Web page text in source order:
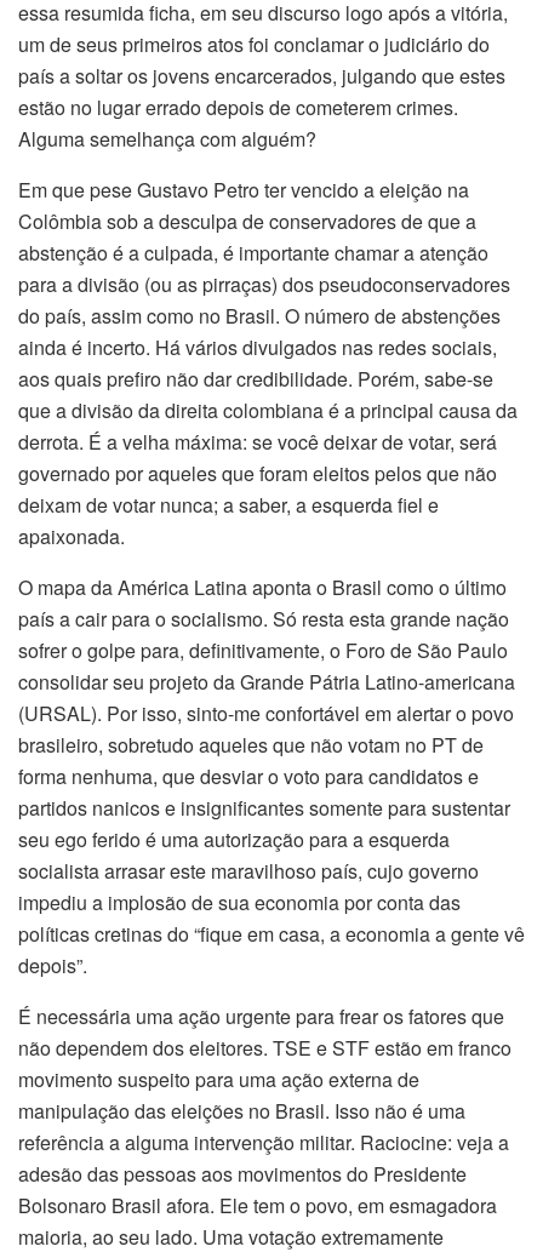
essa resumida ficha, em seu discurso logo após a vitória,
um de seus primeiros atos foi conclamar o judiciário do
país a soltar os jovens encarcerados, julgando que estes
estão no lugar errado depois de cometerem crimes.
Alguma semelhança com alguém?
Em que pese Gustavo Petro ter vencido a eleição na
Colômbia sob a desculpa de conservadores de que a
abstenção é a culpada, é importante chamar a atenção
para a divisão (ou as pirraças) dos pseudoconservadores
do país, assim como no Brasil. O número de abstenções
ainda é incerto. Há vários divulgados nas redes sociais,
aos quais prefiro não dar credibilidade. Porém, sabe-se
que a divisão da direita colombiana é a principal causa da
derrota. É a velha máxima: se você deixar de votar, será
governado por aqueles que foram eleitos pelos que não
deixam de votar nunca; a saber, a esquerda fiel e
apaixonada.
O mapa da América Latina aponta o Brasil como o último
país a cair para o socialismo. Só resta esta grande nação
sofrer o golpe para, definitivamente, o Foro de São Paulo
consolidar seu projeto da Grande Pátria Latino-americana
(URSAL). Por isso, sinto-me confortável em alertar o povo
brasileiro, sobretudo aqueles que não votam no PT de
forma nenhuma, que desviar o voto para candidatos e
partidos nanicos e insignificantes somente para sustentar
seu ego ferido é uma autorização para a esquerda
socialista arrasar este maravilhoso país, cujo governo
impediu a implosão de sua economia por conta das
políticas cretinas do “fique em casa, a economia a gente vê
depois”.
É necessária uma ação urgente para frear os fatores que
não dependem dos eleitores. TSE e STF estão em franco
movimento suspeito para uma ação externa de
manipulação das eleições no Brasil. Isso não é uma
referência a alguma intervenção militar. Raciocine: veja a
adesão das pessoas aos movimentos do Presidente
Bolsonaro Brasil afora. Ele tem o povo, em esmagadora
maioria, ao seu lado. Uma votação extremamente